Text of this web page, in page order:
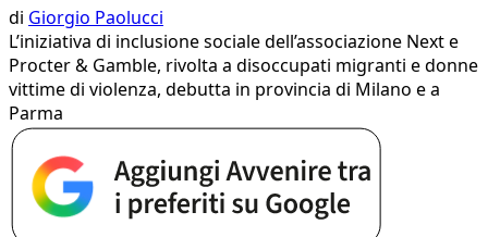
di Giorgio Paolucci
L’iniziativa di inclusione sociale dell’associazione Next e
Procter & Gamble, rivolta a disoccupati migranti e donne
vittime di violenza, debutta in provincia di Milano e a
Parma